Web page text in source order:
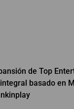
de Top
basado en